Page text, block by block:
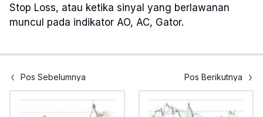
Stop Loss, atau ketika sinyal yang berlawanan
muncul pada indikator AO, AC, Gator.
Pos Sebelumnya Pos Berikutnya